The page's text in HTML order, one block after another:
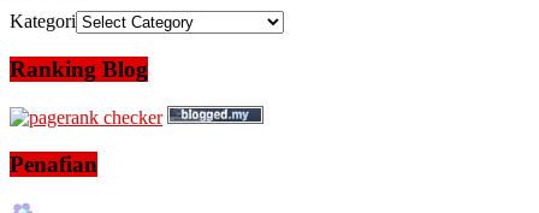
Kategori
Ranking Blog
Penafian